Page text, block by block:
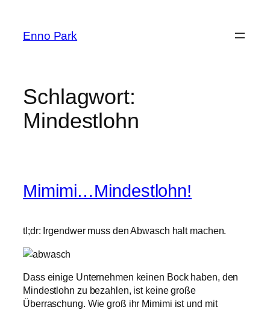
springen
Enno Park
Schlagwort:
Mindestlohn
Mimimi…Mindestlohn!
tl;dr: Irgendwer muss den Abwasch halt machen.
Dass einige Unternehmen keinen Bock haben, den
Mindestlohn zu bezahlen, ist keine große
Überraschung. Wie groß ihr Mimimi ist und mit